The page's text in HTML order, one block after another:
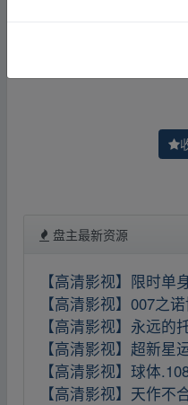
[夸克网盘]《满怀
每日荐书2025每日
盘主最新资源
【高清影视】限时单
【高清影视】007之
【高清影视】永远的
【高清影视】超新星
【高清影视】球体
【高清影视】天作不